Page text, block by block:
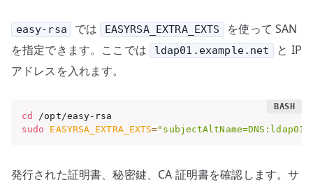
easy-rsa では EASYRSA_EXTRA_EXTS
を使って SAN
を指定できます。ここでは
ldap01.example.net
と IP
アドレスを入れます。
cd
sudo
EASYRSA_EXTRA_EXTS=
発行された証明書、秘密鍵、CA 証明書を確認します。サ